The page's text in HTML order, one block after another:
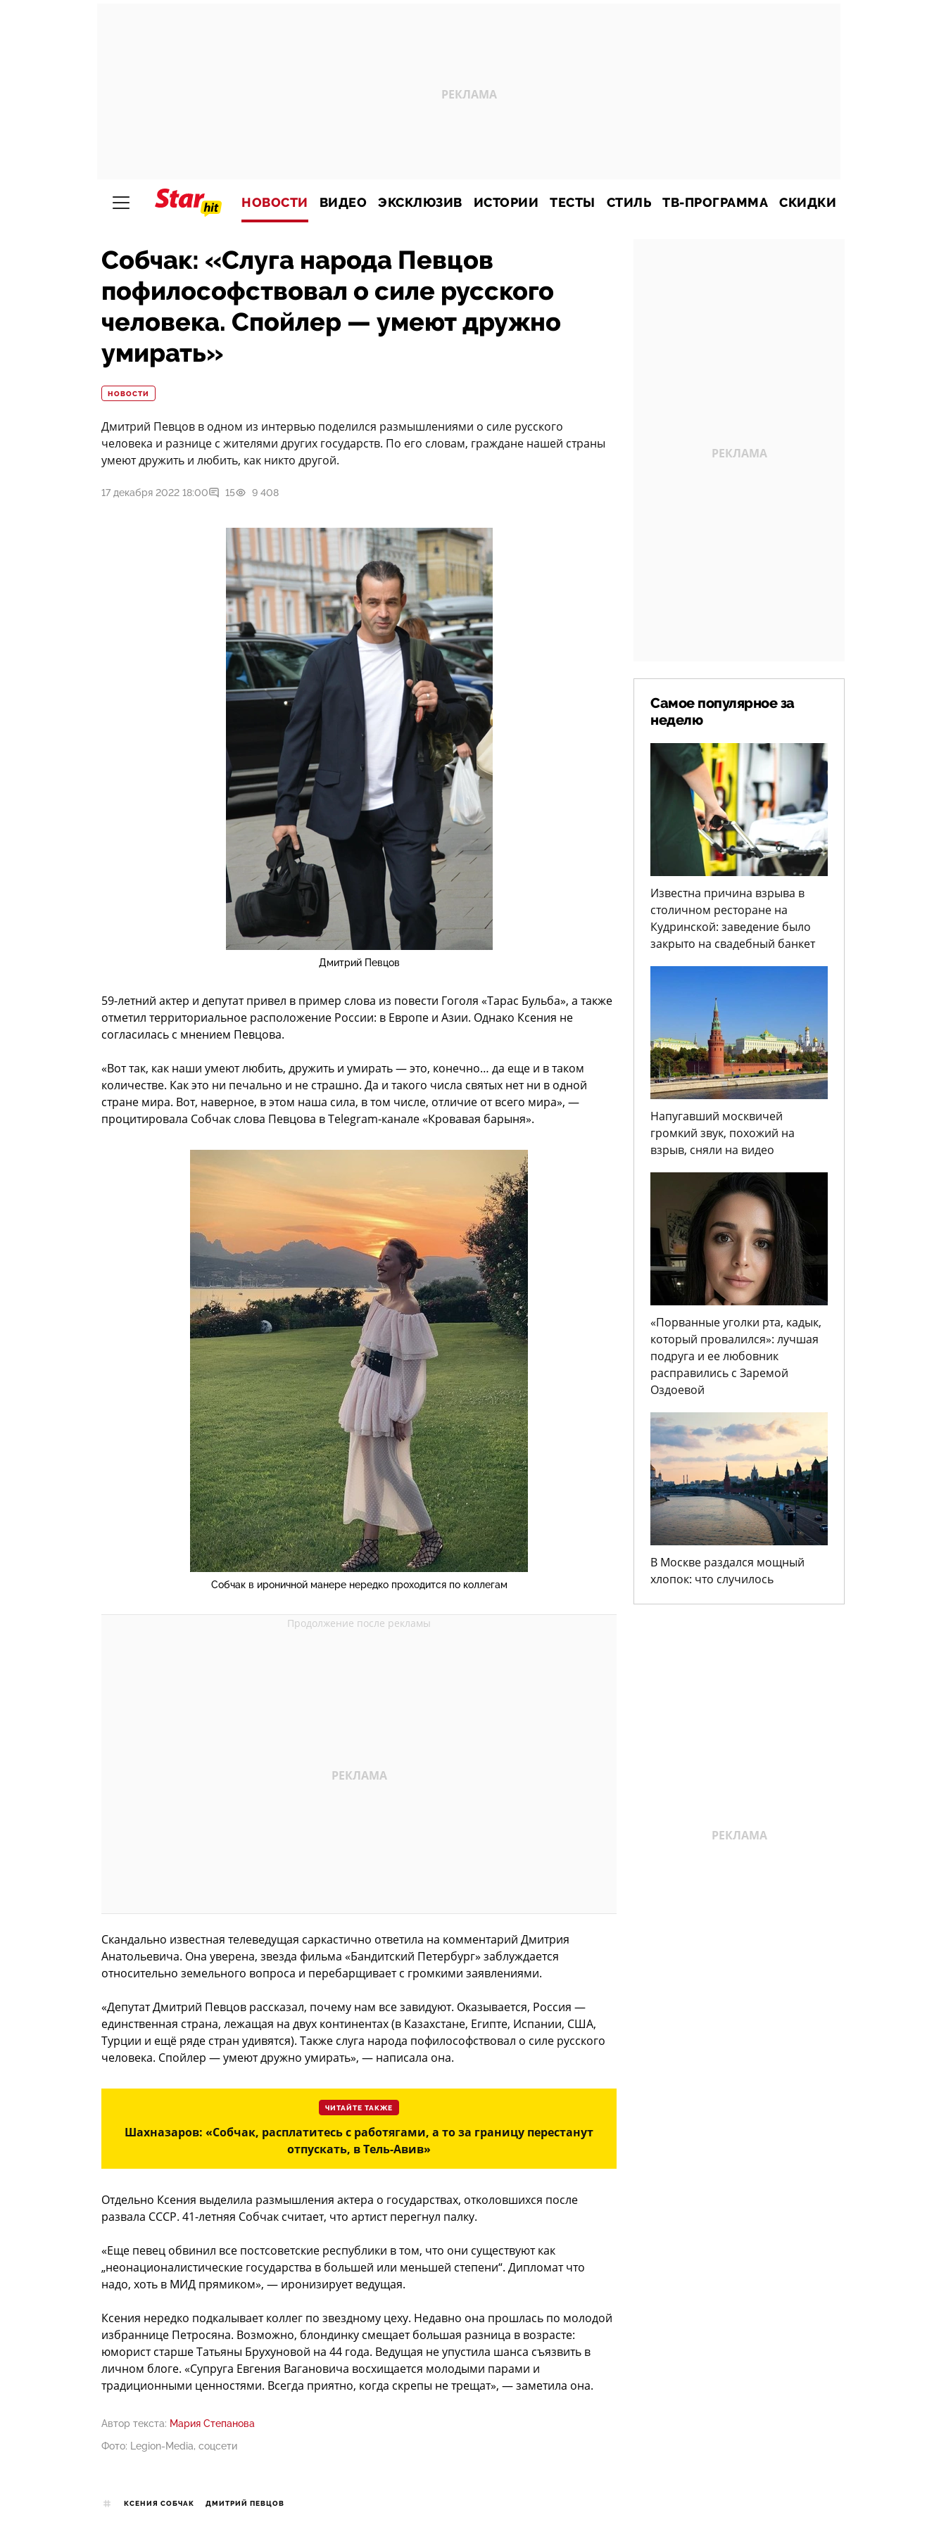
НОВОСТИ ВИДЕО ЭКСКЛЮЗИВ ИСТОРИИ ТЕСТЫ СТИЛЬ ТВ-ПРОГРАММА СКИДКИ
Собчак: «Слуга народа Певцов
пофилософствовал о силе русского
человека. Спойлер — умеют дружно
умирать»
НОВОСТИ
Дмитрий Певцов в одном из интервью поделился размышлениями о силе русского
человека и разнице с жителями других государств. По его словам, граждане нашей страны
умеют дружить и любить, как никто другой.
17 декабря 2022 18:00 15 9 408
Дмитрий Певцов
59-летний актер и депутат привел в пример слова из повести Гоголя «Тарас Бульба», а также
отметил территориальное расположение России: в Европе и Азии. Однако Ксения не
согласилась с мнением Певцова.
«Вот так, как наши умеют любить, дружить и умирать — это, конечно… да еще и в таком
количестве. Как это ни печально и не страшно. Да и такого числа святых нет ни в одной
стране мира. Вот, наверное, в этом наша сила, в том числе, отличие от всего мира», —
процитировала Собчак слова Певцова в Telegram-канале «Кровавая барыня».
Собчак в ироничной манере нередко проходится по коллегам
Скандально известная телеведущая саркастично ответила на комментарий Дмитрия
Анатольевича. Она уверена, звезда фильма «Бандитский Петербург» заблуждается
относительно земельного вопроса и перебарщивает с громкими заявлениями.
«Депутат Дмитрий Певцов рассказал, почему нам все завидуют. Оказывается, Россия —
единственная страна, лежащая на двух континентах (в Казахстане, Египте, Испании, США,
Турции и ещё ряде стран удивятся). Также слуга народа пофилософствовал о силе русского
человека. Спойлер — умеют дружно умирать», — написала она.
ЧИТАЙТЕ ТАКЖЕ
Шахназаров: «Собчак, расплатитесь с работягами, а то за границу перестанут
отпускать, в Тель-Авив»
Отдельно Ксения выделила размышления актера о государствах, отколовшихся после
развала СССР. 41-летняя Собчак считает, что артист перегнул палку.
«Еще певец обвинил все постсоветские республики в том, что они существуют как
„неонационалистические государства в большей или меньшей степени“. Дипломат что
надо, хоть в МИД прямиком», — иронизирует ведущая.
Ксения нередко подкалывает коллег по звездному цеху. Недавно она прошлась по молодой
избраннице Петросяна. Возможно, блондинку смещает большая разница в возрасте:
юморист старше Татьяны Брухуновой на 44 года. Ведущая не упустила шанса съязвить в
личном блоге. «Супруга Евгения Вагановича восхищается молодыми парами и
традиционными ценностями. Всегда приятно, когда скрепы не трещат», — заметила она.
Автор текста: Мария Степанова
Фото: Legion-Media, соцсети
КСЕНИЯ СОБЧАК ДМИТРИЙ ПЕВЦОВ
Самое популярное за
неделю
Известна причина взрыва в
столичном ресторане на
Кудринской: заведение было
закрыто на свадебный банкет
Напугавший москвичей
громкий звук, похожий на
взрыв, сняли на видео
«Порванные уголки рта, кадык,
который провалился»: лучшая
подруга и ее любовник
расправились с Заремой
Оздоевой
В Москве раздался мощный
хлопок: что случилось